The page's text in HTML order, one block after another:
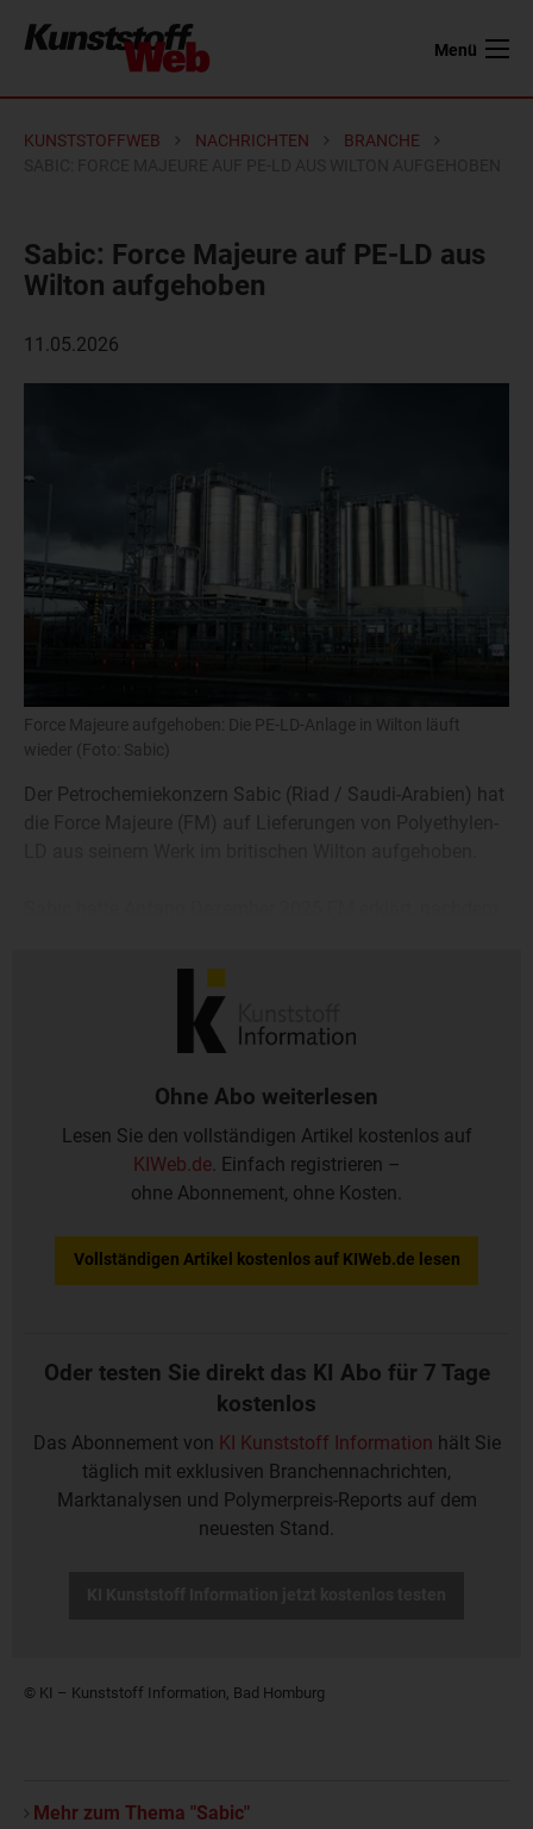
Menü
KUNSTSTOFFWEB NACHRICHTEN
BRANCHE
Sabic: Force Majeure auf PE-LD aus
Wilton aufgehoben
11.05.2026
Force Majeure aufgehoben: Die PE-LD-Anlage in Wilton läuft
wieder (Foto: Sabic)
Der Petrochemiekonzern Sabic (Riad / Saudi-Arabien) hat
die Force Majeure (FM) auf Lieferungen von Polyethylen-
Anlage verhindert hatte.
Ohne Abo weiterlesen
Lesen Sie den vollständigen Artikel kostenlos auf
KIWeb.de. Einfach registrieren –
ohne Abonnement, ohne Kosten.
Vollständigen Artikel kostenlos auf KIWeb.de lesen
Oder testen Sie direkt das KI Abo für 7 Tage
kostenlos
Das Abonnement von KI Kunststoff Information hält Sie
täglich mit exklusiven Branchennachrichten,
Marktanalysen und Polymerpreis-Reports auf dem
neuesten Stand.
© KI – Kunststoff Information, Bad Homburg
Mehr zum Thema "Sabic"